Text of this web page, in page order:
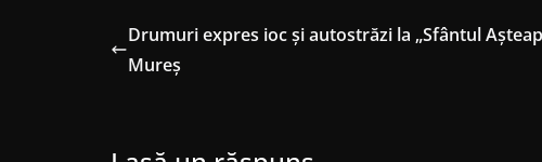
Drumuri expres ioc și autostrăzi la „Sfântul
Mureș